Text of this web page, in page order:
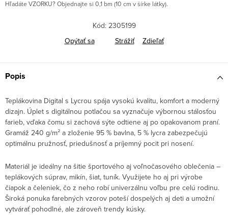
Hľadáte VZORKU? Objednajte si 0,1 bm (10 cm v šírke látky).
Kód: 2305199
Opýtať sa
Strážiť Zdieľať
Popis
Teplákovina Digital s Lycrou spája vysokú kvalitu, komfort a moderný
dizajn. Úplet s digitálnou potlačou sa vyznačuje výbornou stálosťou
farieb, vďaka čomu si zachová sýte odtiene aj po opakovanom praní.
Gramáž 240 g/m² a zloženie 95 % bavlna, 5 % lycra zabezpečujú
optimálnu pružnosť, priedušnosť a príjemný pocit pri nosení.
Materiál je ideálny na šitie športového aj voľnočasového oblečenia –
teplákových súprav, mikín, šiat, tuník. Využijete ho aj pri výrobe
čiapok a čeleniek, čo z neho robí univerzálnu voľbu pre celú rodinu.
Široká ponuka farebných vzorov poteší dospelých aj deti a umožní
vytvárať pohodlné, ale zároveň trendy kúsky.